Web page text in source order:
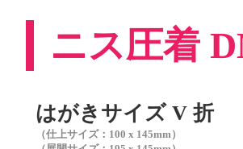
ニス圧着
はがきサイズ V 折
（仕上サイズ：100 x 145mm）